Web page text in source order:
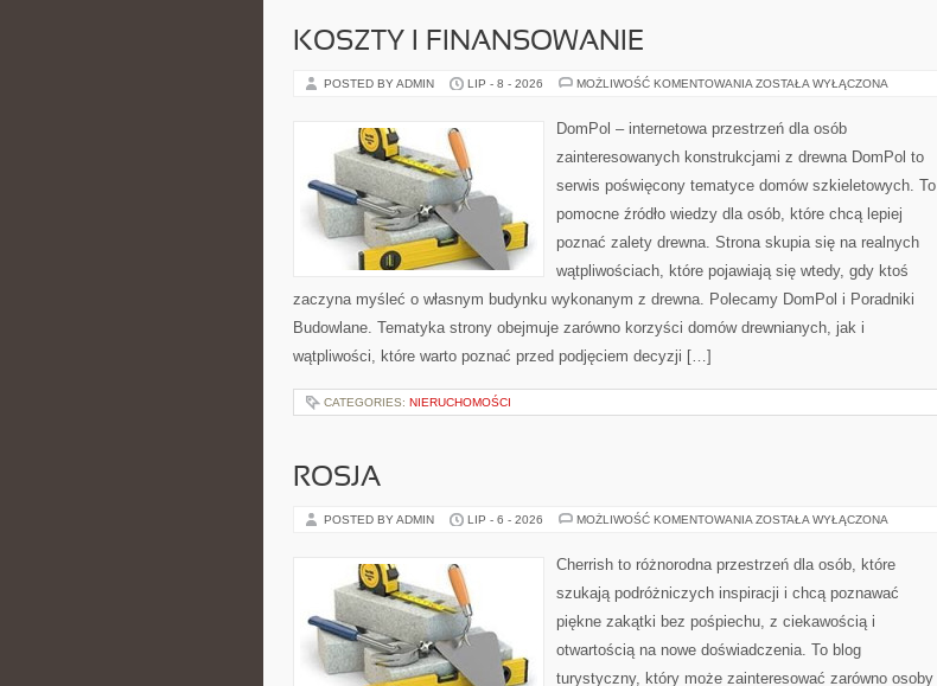
KOSZTY I FINANSOWANIE
POSTED BY ADMIN LIP - 8 - 2026 MOŻLIWOŚĆ KOMENTOWANIA KOSZTY
ZOSTAŁA WYŁĄCZONA
DomPol – internetowa przestrzeń dla osób
zainteresowanych konstrukcjami z drewna DomPol to
serwis poświęcony tematyce domów szkieletowych. To
pomocne źródło wiedzy dla osób, które chcą lepiej
poznać zalety drewna. Strona skupia się na realnych
wątpliwościach, które pojawiają się wtedy, gdy ktoś
zaczyna myśleć o własnym budynku wykonanym z drewna. Polecamy DomPol i Poradniki
Budowlane. Tematyka strony obejmuje zarówno korzyści domów drewnianych, jak i
wątpliwości, które warto poznać przed podjęciem decyzji […]
CATEGORIES: NIERUCHOMOŚCI
ROSJA
POSTED BY ADMIN LIP - 6 - 2026 MOŻLIWOŚĆ KOMENTOWANIA ROSJA
ZOSTAŁA WYŁĄCZONA
Cherrish to różnorodna przestrzeń dla osób, które
szukają podróżniczych inspiracji i chcą poznawać
piękne zakątki bez pośpiechu, z ciekawością i
otwartością na nowe doświadczenia. To blog
turystyczny, który może zainteresować zarówno osoby